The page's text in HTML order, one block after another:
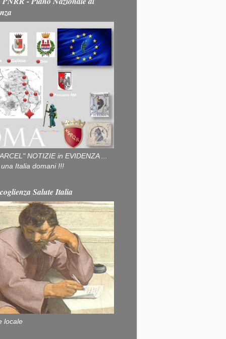
NOTIZIE in EVIDENZA ...
Italia domani !!!
Salute Italia
locale